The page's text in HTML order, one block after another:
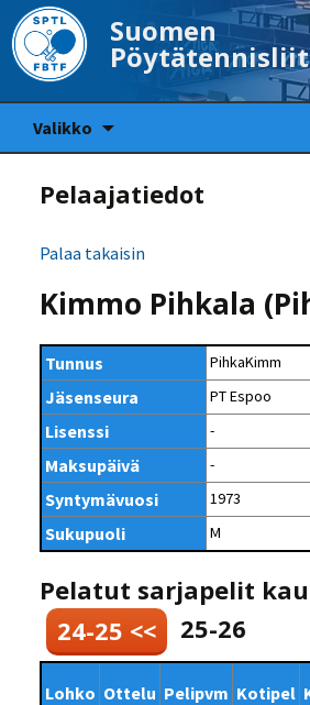
Suomen
Valikko
Pelaajatiedot
Palaa takaisin
Kimmo Pihkala
Tunnus PihkaKimm
Jäsenseura PT Espoo
Lisenssi -
Maksupäivä -
Syntymävuosi 1973
Sukupuoli M
Pelatut sarjapelit
24-25 <<
25-26
Lohko Ottelu Pelipvm Kotipel